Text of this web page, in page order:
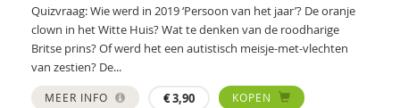
Franca Hiddink
Katja Holtkamp
Max Huber
Quizvraag: Wie werd in 2019 ‘Persoon van het jaar’? De oranje
clown in het Witte Huis? Wat te denken van de roodharige
Britse prins? Of werd het een autistisch meisje-met-vlechten
van zestien? De...
MEER INFO €3,90
KOPEN